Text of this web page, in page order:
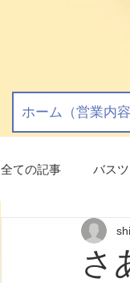
ホーム（営業内容
全ての記事 バス
さ